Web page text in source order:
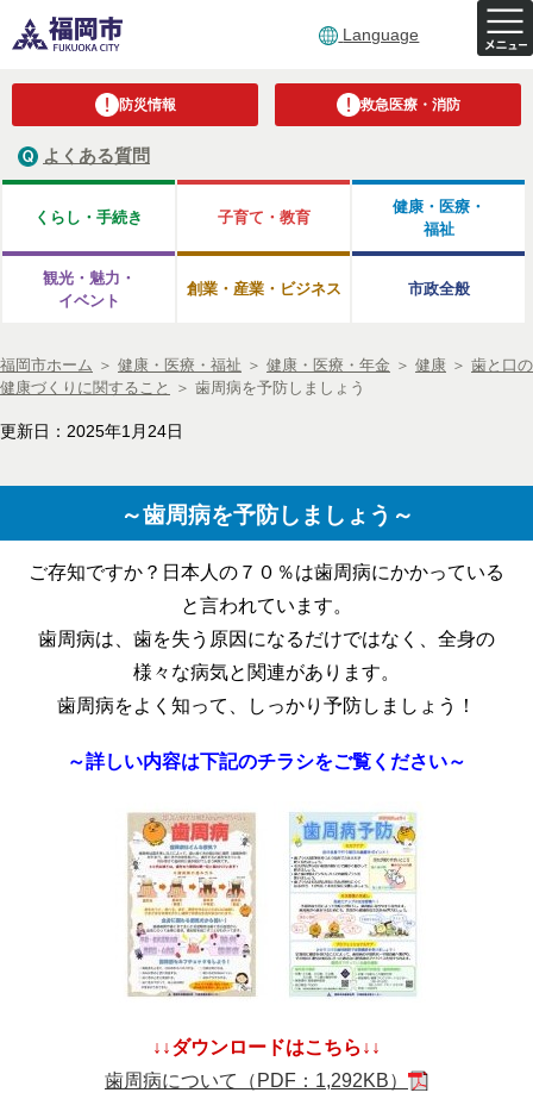
Language
防災情報 救急医療・消防
よくある質問
くらし・手続き 子育て・教育
健康・医療・
福祉
観光・魅力・
イベント
創業・産業・ビジネス 市政全般
福岡市ホーム ＞ 健康・医療・福祉 ＞ 健康・医療・年金 ＞ 健康 ＞ 歯と口の
健康づくりに関すること
＞ 歯周病を予防しましょう
更新日：2025年1月24日
～歯周病を予防しましょう～
ご存知ですか？日本人の７０％は歯周病にかかっている
と言われています。
歯周病は、歯を失う原因になるだけではなく、全身の
様々な病気と関連があります。
歯周病をよく知って、しっかり予防しましょう！
～詳しい内容は下記のチラシをご覧ください～
↓↓ダウンロードはこちら↓↓
歯周病について（PDF：1,292KB）